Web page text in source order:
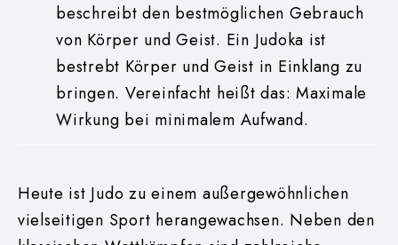
beschreibt den bestmöglichen Gebrauch
von Körper und Geist. Ein Judoka ist
bestrebt Körper und Geist in Einklang zu
bringen. Vereinfacht heißt das: Maximale
Wirkung bei minimalem Aufwand.
Heute ist Judo zu einem außergewöhnlichen
vielseitigen Sport herangewachsen. Neben den